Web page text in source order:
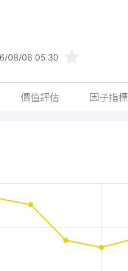
08/06 05:30
價值評估 因子指標